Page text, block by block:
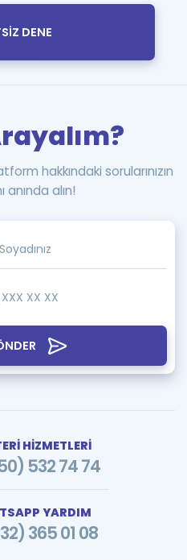
DENE
hakkındaki sorularınızın
anında alın!
HİZMETLERİ
532 74 74
YARDIM
365 01 08